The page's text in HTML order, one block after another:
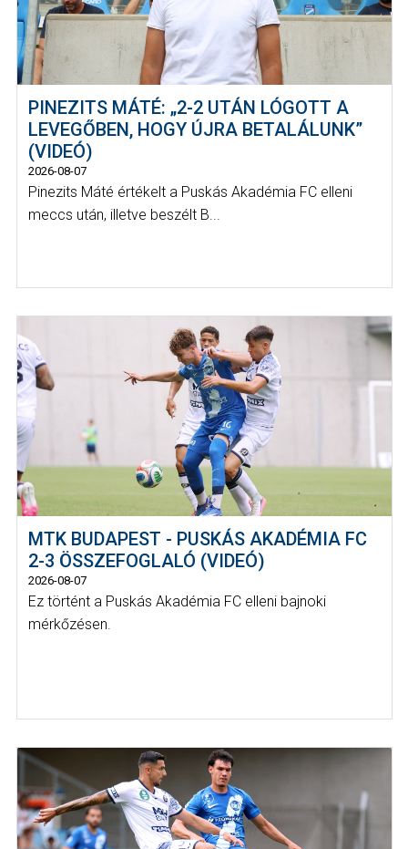
PINEZITS MÁTÉ: „2-2 UTÁN LÓGOTT A
LEVEGŐBEN, HOGY ÚJRA BETALÁLUNK”
(VIDEÓ)
2026-08-07
Pinezits Máté értékelt a Puskás Akadémia FC elleni
meccs után, illetve beszélt B...
MTK BUDAPEST - PUSKÁS AKADÉMIA FC
2-3 ÖSSZEFOGLALÓ (VIDEÓ)
2026-08-07
Ez történt a Puskás Akadémia FC elleni bajnoki
mérkőzésen.